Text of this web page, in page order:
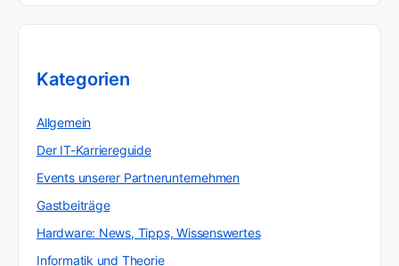
Kategorien
Allgemein
Der IT-Karriereguide
Events unserer Partnerunternehmen
Gastbeiträge
Hardware: News, Tipps, Wissenswertes
Informatik und Theorie